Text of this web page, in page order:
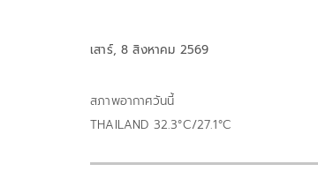
เสาร์, 8 สิงหาคม 2569
สภาพอากาศวันนี้
THAILAND 32.3°C/27.1°C